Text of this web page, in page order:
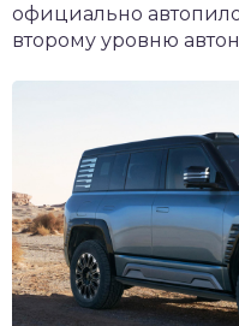
официально
второму уровню